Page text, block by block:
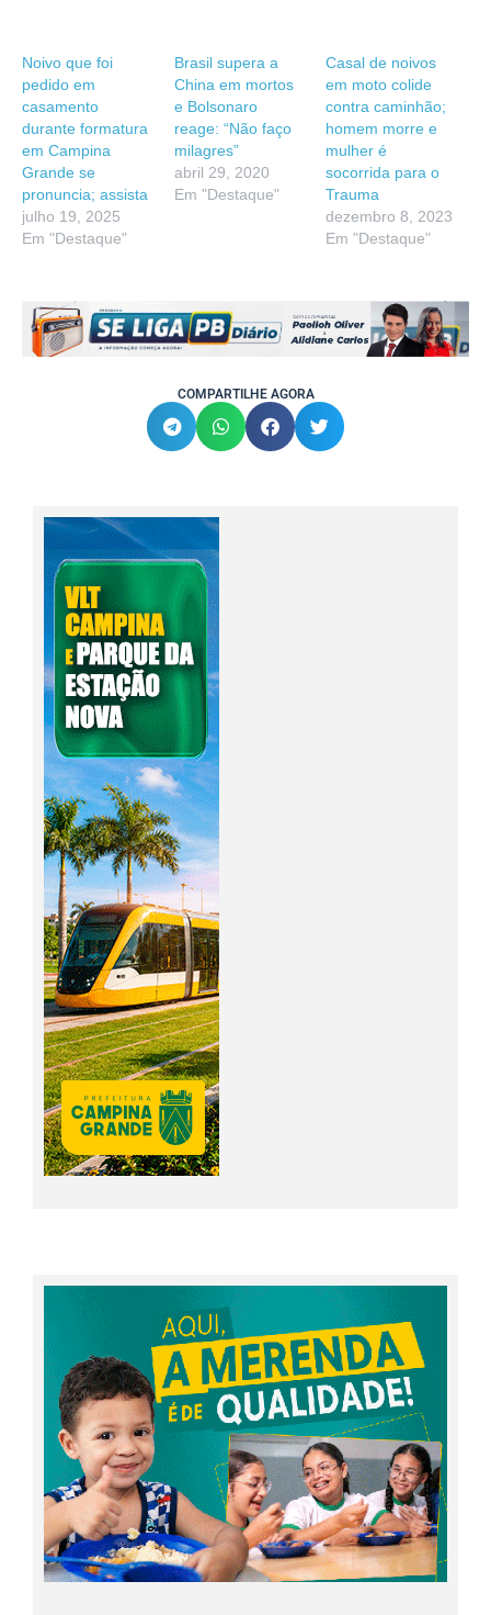
Noivo que foi
pedido em
casamento
durante formatura
em Campina
Grande se
pronuncia; assista
julho 19, 2025
Em "Destaque"
Brasil supera a
China em mortos
e Bolsonaro
reage: “Não faço
milagres”
abril 29, 2020
Em "Destaque"
Casal de noivos
em moto colide
contra caminhão;
homem morre e
mulher é
socorrida para o
Trauma
dezembro 8, 2023
Em "Destaque"
COMPARTILHE AGORA